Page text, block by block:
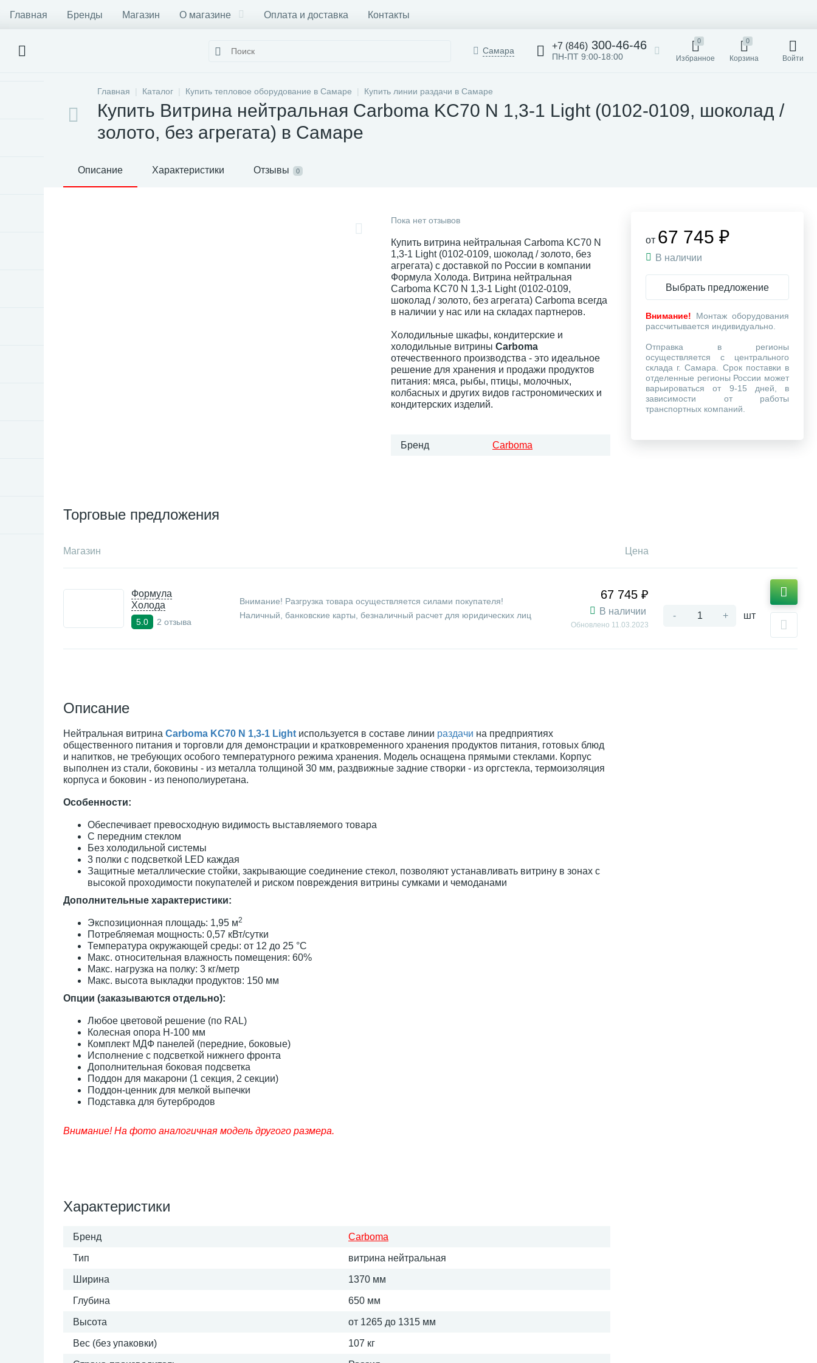
Главная Бренды Магазин О магазине Оплата и доставка Контакты
Самара +7 (846) 300-46-46
ПН-ПТ 9:00-18:00
0
Избранное
0
Корзина Войти
Главная Каталог Купить тепловое оборудование в Самаре Купить линии раздачи в Самаре
Купить Витрина нейтральная Carboma KC70 N 1,3-1 Light (0102-0109, шоколад /
золото, без агрегата) в Самаре
Описание Характеристики Отзывы 0
Пока нет отзывов
Купить витрина нейтральная Carboma KC70 N
1,3-1 Light (0102-0109, шоколад / золото, без
агрегата) с доставкой по России в компании
Формула Холода. Витрина нейтральная
Carboma KC70 N 1,3-1 Light (0102-0109,
шоколад / золото, без агрегата) Carboma всегда
в наличии у нас или на складах партнеров.
Холодильные шкафы, кондитерские и
холодильные витрины Carboma
отечественного производства - это идеальное
решение для хранения и продажи продуктов
питания: мяса, рыбы, птицы, молочных,
колбасных и других видов гастрономических и
кондитерских изделий.
Бренд Carboma
Торговые предложения
Магазин Цена
Формула
Холода
5.0 2 отзыва
Внимание! Разгрузка товара осуществляется силами покупателя!
Наличный, банковские карты, безналичный расчет для юридических лиц
67 745 ₽
В наличии
Обновлено 11.03.2023
- + шт
Описание
Нейтральная витрина Carboma KC70 N 1,3-1 Light используется в составе линии раздачи на предприятиях
общественного питания и торговли для демонстрации и кратковременного хранения продуктов питания, готовых блюд
и напитков, не требующих особого температурного режима хранения. Модель оснащена прямыми стеклами. Корпус
выполнен из стали, боковины - из металла толщиной 30 мм, раздвижные задние створки - из оргстекла, термоизоляция
корпуса и боковин - из пенополиуретана.
Особенности:
Обеспечивает превосходную видимость выставляемого товара
С передним стеклом
Без холодильной системы
3 полки с подсветкой LED каждая
Защитные металлические стойки, закрывающие соединение стекол, позволяют устанавливать витрину в зонах с
высокой проходимости покупателей и риском повреждения витрины сумками и чемоданами
Дополнительные характеристики:
Экспозиционная площадь: 1,95 м2
Потребляемая мощность: 0,57 кВт/сутки
Температура окружающей среды: от 12 до 25 °С
Макс. относительная влажность помещения: 60%
Макс. нагрузка на полку: 3 кг/метр
Макс. высота выкладки продуктов: 150 мм
Опции (заказываются отдельно):
Любое цветовой решение (по RAL)
Колесная опора H-100 мм
Комплект МДФ панелей (передние, боковые)
Исполнение с подсветкой нижнего фронта
Дополнительная боковая подсветка
Поддон для макарони (1 секция, 2 секции)
Поддон-ценник для мелкой выпечки
Подставка для бутербродов
Внимание! На фото аналогичная модель другого размера.
Характеристики
Бренд Carboma
Тип витрина нейтральная
Ширина 1370 мм
Глубина 650 мм
Высота от 1265 до 1315 мм
Вес (без упаковки) 107 кг
от 67 745 ₽
В наличии
Выбрать предложение
Внимание! Монтаж оборудования
рассчитывается индивидуально.
Отправка в регионы
осуществляется с центрального
склада г. Самара. Срок поставки в
отделенные регионы России может
варьироваться от 9-15 дней, в
зависимости от работы
транспортных компаний.